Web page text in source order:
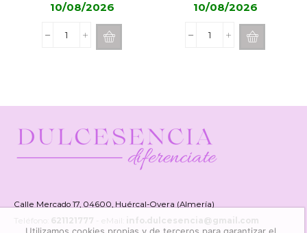
10/08/2026
Polvos
Aromaticos
Pur
150g
cantidad
10/08/2026
Polvos
Aromaticos
Cèdre
Calle Mercado 17, 04600, Huércal-Overa (Almería)
Teléfono: 621121777 info.dulcesencia@gmail.com